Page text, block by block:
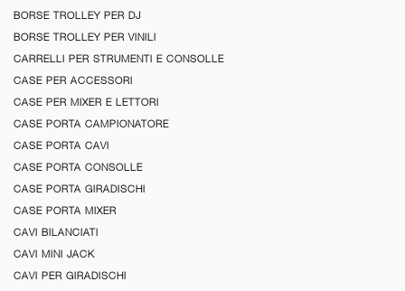
BORSE TROLLEY PER DJ
BORSE TROLLEY PER VINILI
CARRELLI PER STRUMENTI E CONSOLLE
CASE PER ACCESSORI
CASE PER MIXER E LETTORI
CASE PORTA CAMPIONATORE
CASE PORTA CAVI
CASE PORTA CONSOLLE
CASE PORTA GIRADISCHI
CASE PORTA MIXER
CAVI BILANCIATI
CAVI MINI JACK
CAVI PER GIRADISCHI